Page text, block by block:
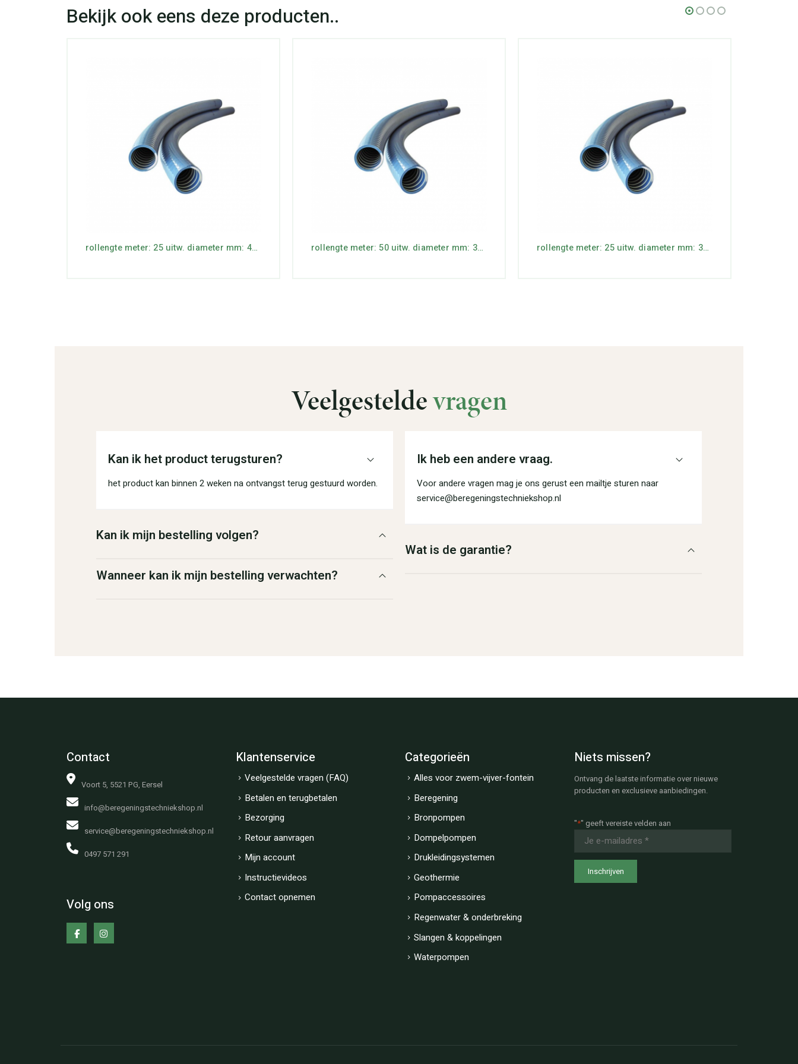
rollengte meter: 25 uitw. diameter mm: 40 werkdruk bar: 5 rollengte meter: 50 uitw. diameter mm: 32 werkdruk bar: 6 rollengte meter: 25 uitw. diameter mm: 32 werkdruk bar: 6
Veelgesteldevragen
Kan ik het product terugsturen?
het product kan binnen 2 weken na ontvangst terug gestuurd worden.
Kan ik mijn bestelling volgen?
Wanneer kan ik mijn bestelling verwachten?
Ik heb een andere vraag.
Voor andere vragen mag je ons gerust een mailtje sturen naar
service@beregeningstechniekshop.nl
Wat is de garantie?
Contact
Voort 5, 5521 PG, Eersel
info@beregeningstechniekshop.nl
service@beregeningstechniekshop.nl
0497 571 291
Volg ons
Klantenservice
Veelgestelde vragen (FAQ)
Betalen en terugbetalen
Bezorging
Retour aanvragen
Mijn account
Instructievideos
Contact opnemen
Categorieën
Alles voor zwem-vijver-fontein
Beregening
Bronpompen
Dompelpompen
Drukleidingsystemen
Geothermie
Pompaccessoires
Regenwater & onderbreking
Slangen & koppelingen
Waterpompen
Niets missen?
Ontvang de laatste informatie over nieuwe
producten en exclusieve aanbiedingen.
"*" geeft vereiste velden aan
mailadres
*